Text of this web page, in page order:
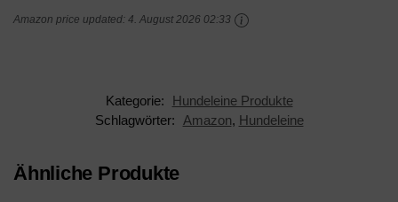
Amazon price updated: 4. August 2026 02:33
Kategorie:
Hundeleine Produkte
Schlagwörter:
Amazon, Hundeleine
Ähnliche Produkte